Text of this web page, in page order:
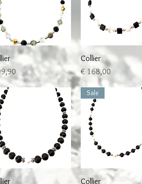
Schnellansicht Schnellansicht
Collier
Preis
€ 168,00
Schnellansicht Schnellansicht
Sale
Collier